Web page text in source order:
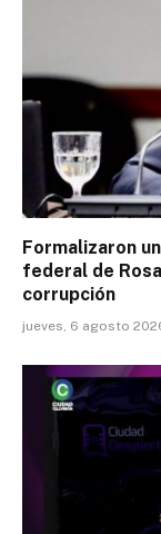
Formalizaron
federal de
corrupción
jueves, 6 agosto